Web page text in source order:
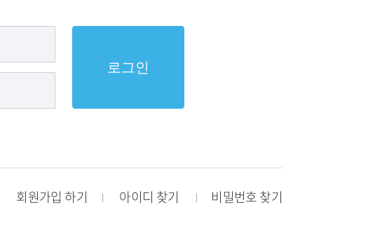
로그인
회원가입 하기 | 아이디 찾기 | 비밀번호 찾기